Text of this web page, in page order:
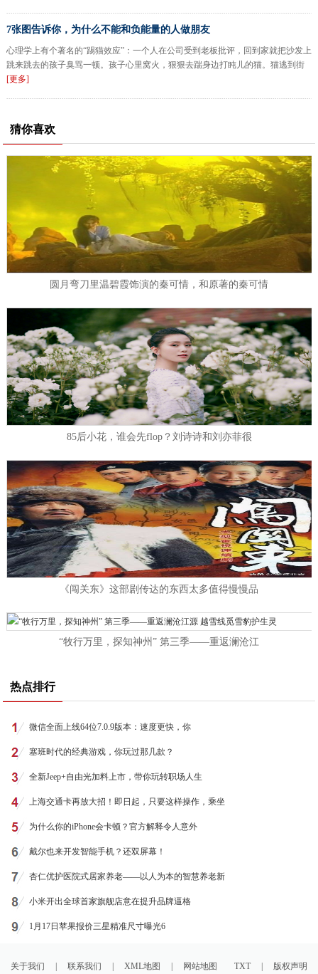
7张图告诉你，为什么不能和负能量的人做朋友
心理学上有个著名的“踢猫效应”：一个人在公司受到老板批评，回到家就把沙发上
跳来跳去的孩子臭骂一顿。孩子心里窝火，狠狠去踹身边打盹儿的猫。猫逃到街
[更多]
猜你喜欢
圆月弯刀里温碧霞饰演的秦可情，和原著的秦可情
85后小花，谁会先flop？刘诗诗和刘亦菲很
《闯关东》这部剧传达的东西太多值得慢慢品
“牧行万里，探知神州” 第三季——重返澜沧江
热点排行
微信全面上线64位7.0.9版本：速度更快，你
塞班时代的经典游戏，你玩过那几款？
全新Jeep+自由光加料上市，带你玩转职场人生
上海交通卡再放大招！即日起，只要这样操作，乘坐
为什么你的iPhone会卡顿？官方解释令人意外
戴尔也来开发智能手机？还双屏幕！
杏仁优护医院式居家养老——以人为本的智慧养老新
小米开出全球首家旗舰店意在提升品牌逼格
1月17日苹果报价三星精准尺寸曝光6
关于我们 联系我们 XML地图 网站地图 TXT 版权声明